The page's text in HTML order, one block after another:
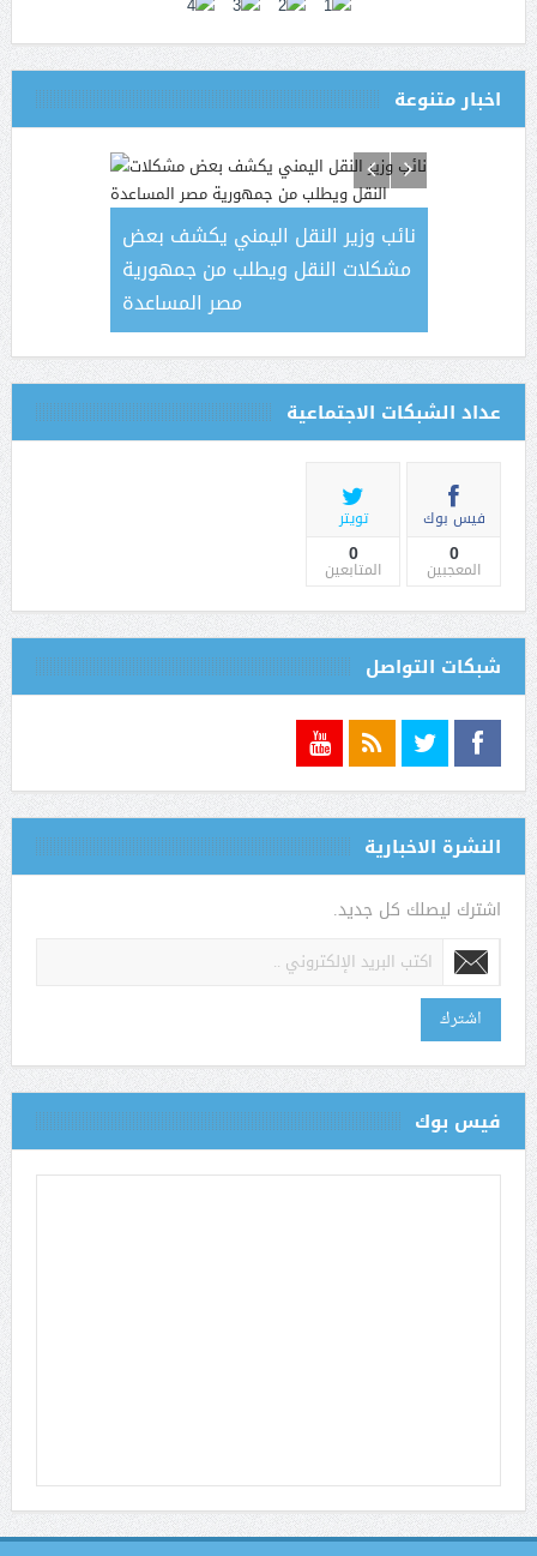
اخبار متنوعة
قطاع
نائب وزير النقل اليمني يكشف بعض
مشكلات النقل ويطلب من جمهورية
مصر المساعدة
عداد الشبكات الاجتماعية
فيس بوك
0
المعجبين
تويتر
0
المتابعين
شبكات التواصل
النشرة الاخبارية
اشترك ليصلك كل جديد.
اشترك
فيس بوك